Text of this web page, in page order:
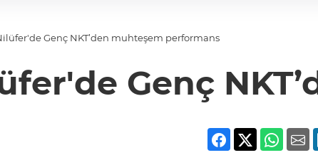
Genç NKT’den muhteşem performans
Genç